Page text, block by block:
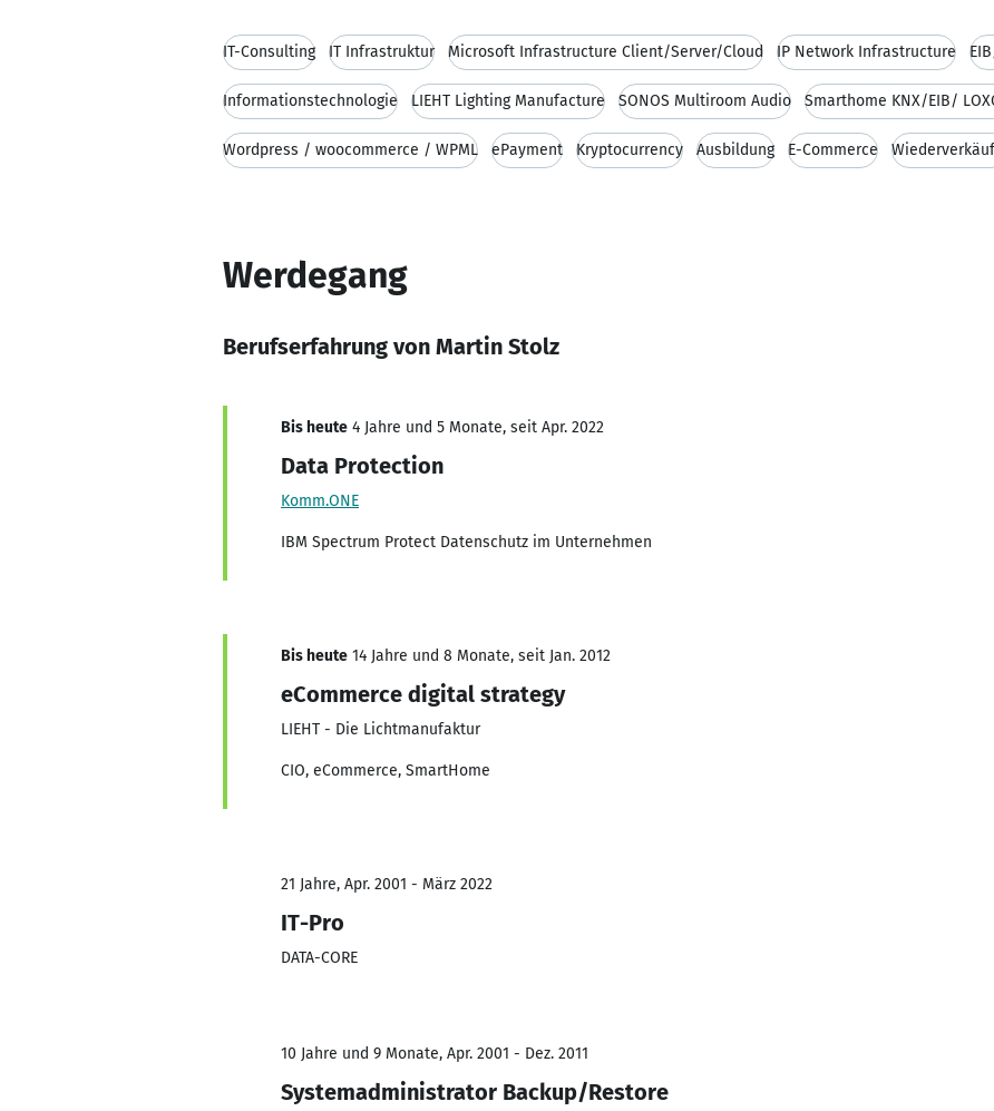
IT-Consulting IT Infrastruktur Microsoft Infrastructure Client/Server/Cloud IP Network Infrastructure
Informationstechnologie LIEHT Lighting Manufacture SONOS Multiroom Audio Smarthome KNX/EIB/
Wordpress / woocommerce / WPML ePayment Kryptocurrency Ausbildung E-Commerce
Werdegang
Berufserfahrung von Martin Stolz
Bis heute 4 Jahre und 5 Monate, seit Apr. 2022
Data Protection
Komm.ONE
IBM Spectrum Protect Datenschutz im Unternehmen
Bis heute 14 Jahre und 8 Monate, seit Jan. 2012
eCommerce digital strategy
LIEHT - Die Lichtmanufaktur
CIO, eCommerce, SmartHome
21 Jahre, Apr. 2001 - März 2022
IT-Pro
DATA-CORE
10 Jahre und 9 Monate, Apr. 2001 - Dez. 2011
Systemadministrator Backup/Restore